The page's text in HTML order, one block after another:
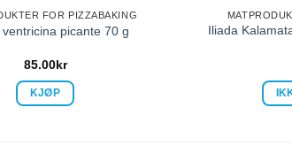
FOR PIZZABAKING
picante 70 g
85.00kr
KJØP
Iliada